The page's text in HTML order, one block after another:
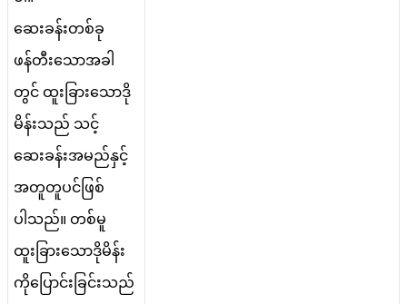
ဆခနတစခ
ဖနတသအခ
တင ထ ခသဒ
မနသည သင
ဆခနအမညနင
အတတပင ဖစ
ပ သည။ တစမ
ထ ခသဒမန
ကပင ခငသည